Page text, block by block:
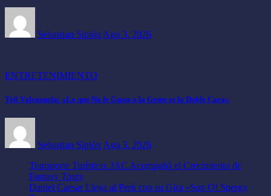
Sebastian Sipión Ago 3, 2026
ENTRETENIMIENTO
Tefi Valenzuela: «Lo que No le Gusta a la Gente es la Doble Cara»
Sebastian Sipión Ago 3, 2026
Transporte Turístico: JAC Acompañó el Crecimiento de
Fantasy Tours
Daniel Caesar Llega al Perú con su Gira «Son Of Spergy